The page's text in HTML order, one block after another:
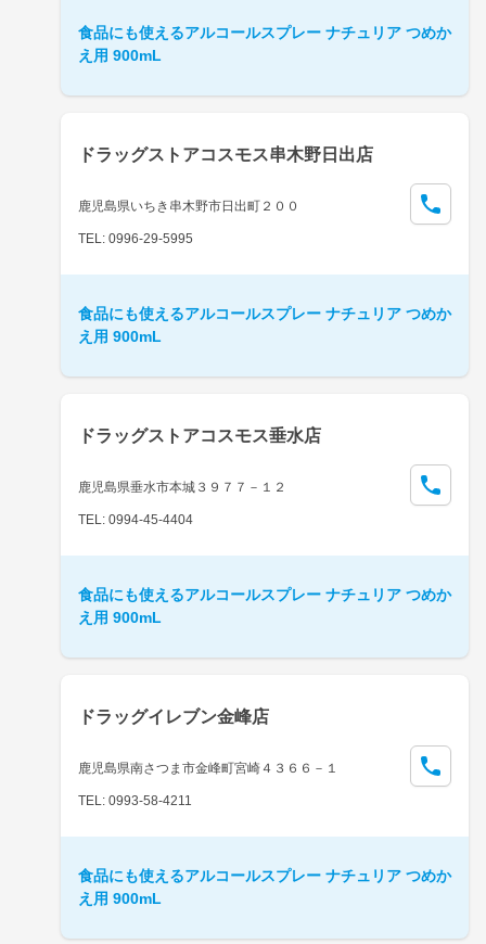
食品にも使えるアルコールスプレー ナチュリア つめか
え用 900mL
ドラッグストアコスモス串木野日出店
鹿児島県いちき串木野市日出町２００
TEL: 0996-29-5995
食品にも使えるアルコールスプレー ナチュリア つめか
え用 900mL
ドラッグストアコスモス垂水店
鹿児島県垂水市本城３９７７－１２
TEL: 0994-45-4404
食品にも使えるアルコールスプレー ナチュリア つめか
え用 900mL
ドラッグイレブン金峰店
鹿児島県南さつま市金峰町宮崎４３６６－１
TEL: 0993-58-4211
食品にも使えるアルコールスプレー ナチュリア つめか
え用 900mL